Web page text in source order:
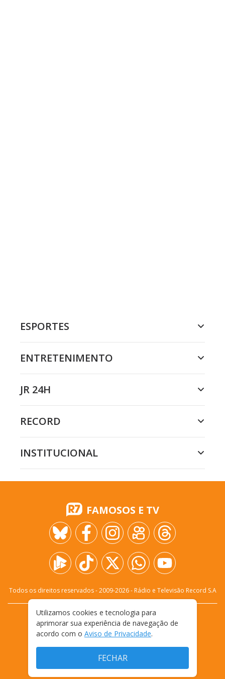
ESPORTES
ENTRETENIMENTO
JR 24H
RECORD
INSTITUCIONAL
FAMOSOS E TV
Todos os direitos reservados - 2009-2026- Rádio e Televisão Record S.A
FALE CONOSCO
PRIVACIDADE
TERMOS E CONDIÇÕES DE USO
Utilizamos cookies e tecnologia para
aprimorar sua experiência de navegação de
acordo com o Aviso de Privacidade.
FECHAR